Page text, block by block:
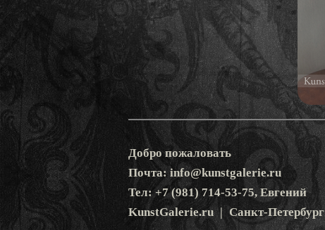
Добро пожаловать
Почта: info@kunstgalerie.ru
Тел: +7 (981) 714-53-75, Евгений
KunstGalerie.ru | Санкт-Петербург